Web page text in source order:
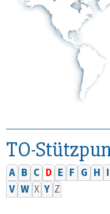
TO-
A B C D E F G H I
V W X Y Z